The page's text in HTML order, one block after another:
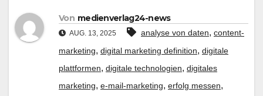
Von medienverlag24-news
AUG. 13, 2025 analyse von daten, content-
marketing, digital marketing definition, digitale
plattformen, digitale technologien, digitales
marketing, e-mail-marketing, erfolg messen,